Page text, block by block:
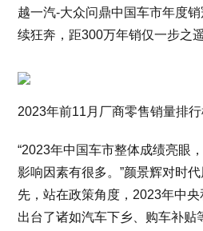
越一汽-大众问鼎中国车市年度
续狂奔，距300万年销仅一步之遥
2023年前11月厂商零售销量排
“2023年中国车市整体成绩亮眼
影响因素有很多。”颜景辉对时
先，站在政策角度，2023年中
出台了诸如汽车下乡、购车补贴